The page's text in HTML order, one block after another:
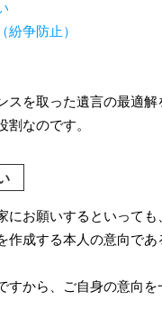
争防止）
スを取った遺言の最適解
割なのです。
にお願いするといって
作成する本人の意向で
すから、ご自身の意向